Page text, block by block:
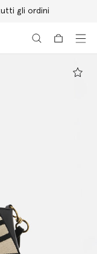
gli ordini